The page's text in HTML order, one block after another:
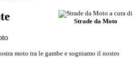
a cura di
Strade da Moto
moto tra le gambe e sogniamo il nostro